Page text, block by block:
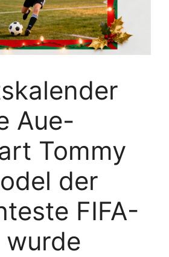
Aue-
Tommy
der
FIFA-
wurde